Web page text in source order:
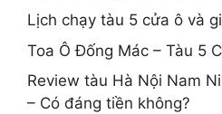
Lịch chạy tàu 5 cửa ô và
Toa Ô Đống Mác – Tàu 5
Review tàu Hà Nội Nam
– Có đáng tiền không?